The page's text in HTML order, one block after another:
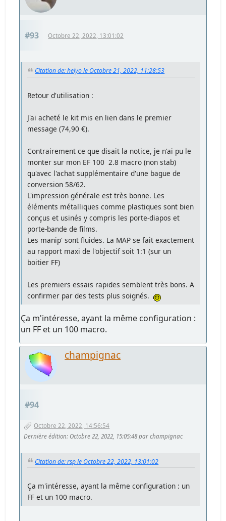
#93 Octobre 22, 2022, 13:01:02
Citation de: helyo le Octobre 21, 2022, 11:28:53
Retour d'utilisation :
J'ai acheté le kit mis en lien dans le premier
message (74,90 €).
Contrairement ce que disait la notice, je n'ai pu le
monter sur mon EF 100 2.8 macro (non stab)
qu'avec l'achat supplémentaire d'une bague de
conversion 58/62.
L'impression générale est très bonne. Les
éléments métalliques comme plastiques sont bien
conçus et usinés y compris les porte-diapos et
porte-bande de films.
Les manip' sont fluides. La MAP se fait exactement
au rapport maxi de l'objectif soit 1:1 (sur un
boitier FF)
Les premiers essais rapides semblent très bons. A
confirmer par des tests plus soignés.
Ça m'intéresse, ayant la même configuration :
un FF et un 100 macro.
champignac
#94
Octobre 22, 2022, 14:56:54
Dernière édition: Octobre 22, 2022, 15:05:48 par champignac
Citation de: rsp le Octobre 22, 2022, 13:01:02
Ça m'intéresse, ayant la même configuration : un
FF et un 100 macro.